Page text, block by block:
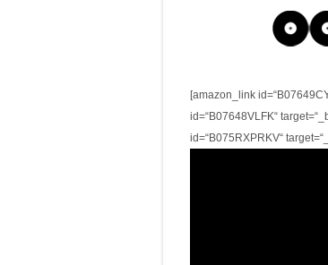
[amazon_link
id=“B07648VLFK“
id=“B075RXPRKV“